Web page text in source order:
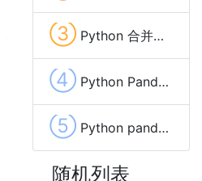
③ Python 合并两个字典(Dictionary)中相同key的value的方法及示例代码
④ Python Pandas list(列表)数据列拆分成多行的方法
⑤ Python pandas 保存Excel自动调整列宽的方法及示例代码
随机列表